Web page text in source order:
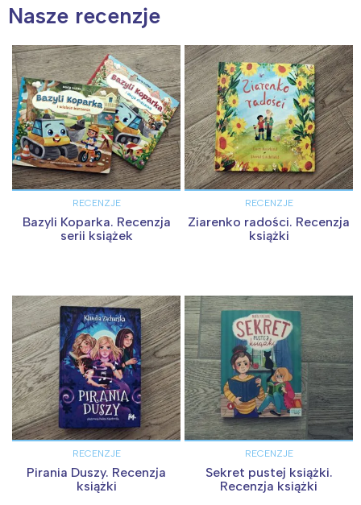
Nasze recenzje
RECENZJE
Bazyli Koparka. Recenzja
serii książek
RECENZJE
Ziarenko radości. Recenzja
książki
RECENZJE
Pirania Duszy. Recenzja
książki
RECENZJE
Sekret pustej książki.
Recenzja książki